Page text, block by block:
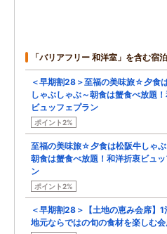
「バリアフリー 和洋室」を含む宿
＜早期割28＞至福の美味旅☆夕食
しゃぶしゃぶ～朝食は蟹食べ放題
ビュッフェプラン
ポイント2%
至福の美味旅☆夕食は松阪牛しゃ
朝食は蟹食べ放題！和洋折衷ビュ
ン
ポイント2%
＜早期割28＞【土地の恵み会席】
地元ならではの旬の食材を楽しむ